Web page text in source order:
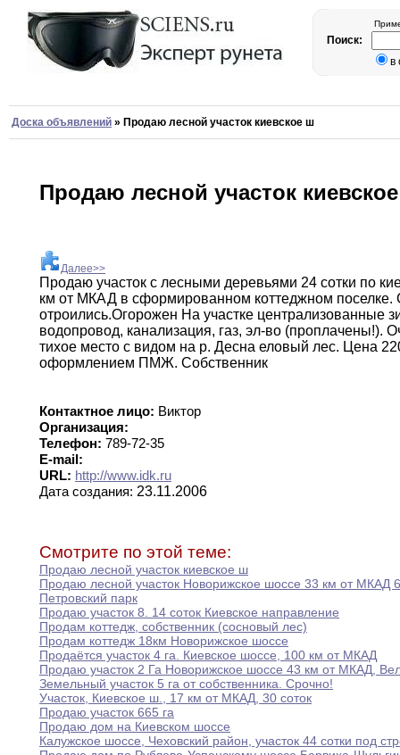
Поиск:
в
Доска объявлений » Продаю лесной участок киевское ш
Продаю лесной участок
Далее>>
Продаю участок с лесными деревьями 24 сотки по
км от МКАД в сформированном коттеджном поселке.
отроились.Огорожен На участке централизованные
водопровод, канализация, газ, эл-во (проплачены!).
тихое место с видом на р. Десна еловый лес. Цена
оформлением ПМЖ. Собственник
Контактное лицо: Виктор
Организация:
Телефон: 789-72-35
E-mail:
URL: http://www.idk.ru
Дата создания: 23.11.2006
Смотрите по этой теме:
Продаю лесной участок киевское ш
Продаю лесной участок Новорижское шоссе 33 км от МКАД
Петровский парк
Продаю участок 8. 14 соток Киевское направление
Продам коттедж, собственник (сосновый лес)
Продам коттедж 18км Новорижское шоссе
Продаётся участок 4 га. Киевское шоссе, 100 км от МКАД
Продаю участок 2 Га Новорижское шоссе 43 км от МКАД,
Земельный участок 5 га от собственника. Срочно!
Участок, Киевское ш., 17 км от МКАД, 30 соток
Продаю участок 665 га
Продаю дом на Киевском шоссе
Калужское шоссе, Чеховский район, участок 44 сотки под